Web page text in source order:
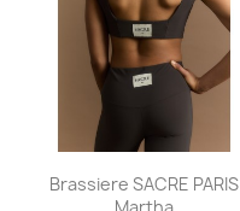
Aperçu rapide
Brassiere SACRE PARIS
Martha